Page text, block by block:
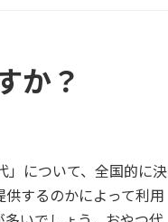
か？
」について、全国的に決
するのかによって利用